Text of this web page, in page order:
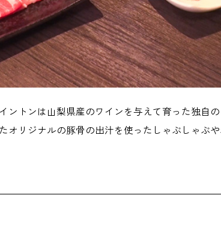
トンは山梨県産のワインを与えて育った独自の
リジナルの豚骨の出汁を使ったしゃぶしゃぶ